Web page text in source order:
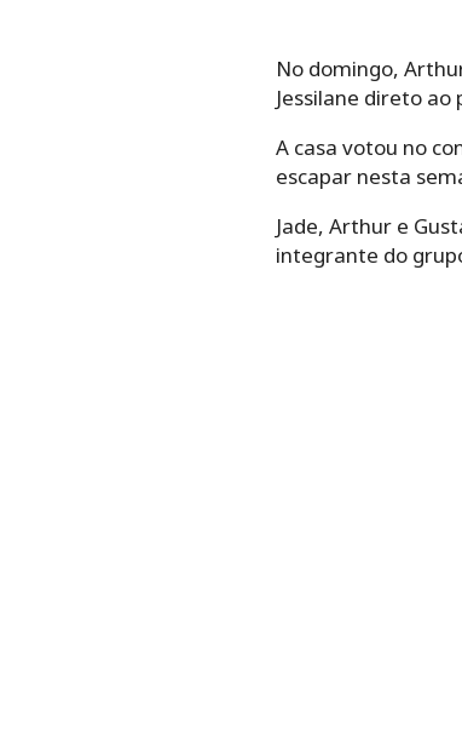
No domingo,
Jessilane direto ao
A casa votou no
escapar nesta
Jade, Arthur e
integrante do